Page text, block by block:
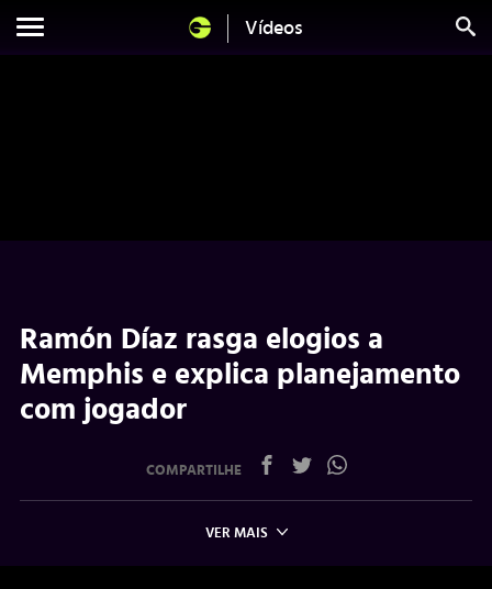
Vídeos
Ramón Díaz rasga elogios a
Memphis e explica planejamento
com jogador
COMPARTILHE
VER MAIS